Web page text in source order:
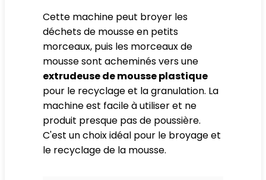
Cette machine peut broyer les
déchets de mousse en petits
morceaux, puis les morceaux de
mousse sont acheminés vers une
extrudeuse de mousse plastique
pour le recyclage et la granulation. La
machine est facile à utiliser et ne
produit presque pas de poussière.
C'est un choix idéal pour le broyage et
le recyclage de la mousse.